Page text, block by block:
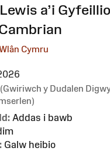
a’i
Cymru
y Dudalen
Addas i bawb
Galw heibio